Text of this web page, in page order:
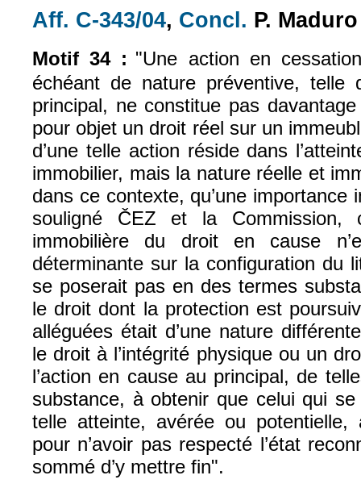
Aff. C-343/04 (le lien est externe)
, Concl. (le lien est
P. Maduro
Motif 34 : "Une action en
échéant de nature préventive, telle
principal, ne constitue pas
pour objet un droit réel sur un
d’une telle action réside dans
immobilier, mais la nature réelle et
dans ce contexte, qu’une importance
souligné ČEZ et la Commission,
immobilière du droit en cause
déterminante sur la configuration du
se poserait pas en des termes
le droit dont la protection est
alléguées était d’une nature
le droit à l’intégrité physique ou un
l’action en cause au principal, de
substance, à obtenir que celui qui se
telle atteinte, avérée ou
pour n’avoir pas respecté l’état
sommé d’y mettre fin".